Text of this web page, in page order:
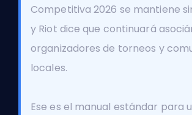
Competitiva 2026 se mantiene
y Riot dice que continuará
organizadores de torneos y
locales.
Ese es el manual estándar para